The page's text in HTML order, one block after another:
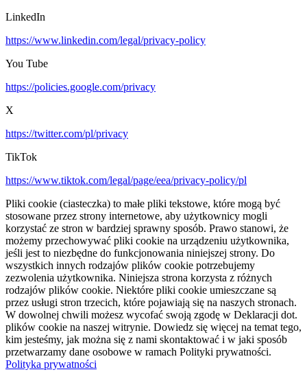
LinkedIn
https://www.linkedin.com/legal/privacy-policy
You Tube
https://policies.google.com/privacy
X
https://twitter.com/pl/privacy
TikTok
https://www.tiktok.com/legal/page/eea/privacy-policy/pl
Pliki cookie (ciasteczka) to małe pliki tekstowe, które mogą być
stosowane przez strony internetowe, aby użytkownicy mogli
korzystać ze stron w bardziej sprawny sposób. Prawo stanowi, że
możemy przechowywać pliki cookie na urządzeniu użytkownika,
jeśli jest to niezbędne do funkcjonowania niniejszej strony. Do
wszystkich innych rodzajów plików cookie potrzebujemy
zezwolenia użytkownika. Niniejsza strona korzysta z różnych
rodzajów plików cookie. Niektóre pliki cookie umieszczane są
przez usługi stron trzecich, które pojawiają się na naszych stronach.
W dowolnej chwili możesz wycofać swoją zgodę w Deklaracji dot.
plików cookie na naszej witrynie. Dowiedz się więcej na temat tego,
kim jesteśmy, jak można się z nami skontaktować i w jaki sposób
przetwarzamy dane osobowe w ramach Polityki prywatności.
Polityka prywatności